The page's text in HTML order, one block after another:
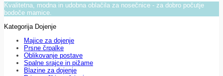
Kvalitetna, modna in udobna oblačila za nosečnice - za dobro počutje
bodoče mamice.
Kategorija Dojenje
Majice za dojenje
Prsne črpalke
Oblikovanje postave
Spalne srajce in pižame
Blazine za dojenje